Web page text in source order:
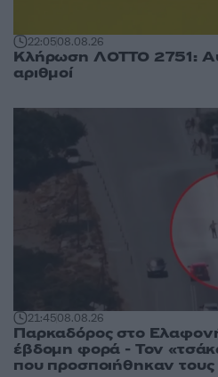
22:0508.08.26
Κλήρωση ΛΟΤΤΟ 2751:
αριθμοί
21:4508.08.26
Παρκαδόρος στο
έβδομη φορά - Τον
που προσποιήθηκαν τους